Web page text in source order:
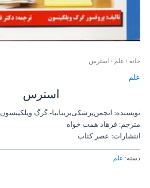
خانه / علم / استرس
علم
استرس
نویسنده: انجمن‌پزشکی‌‌بریتانیا- گرگ ویلکینسون
مترجم: فرهاد همت خواه
انتشارات: عصر کتاب
دسته: علم